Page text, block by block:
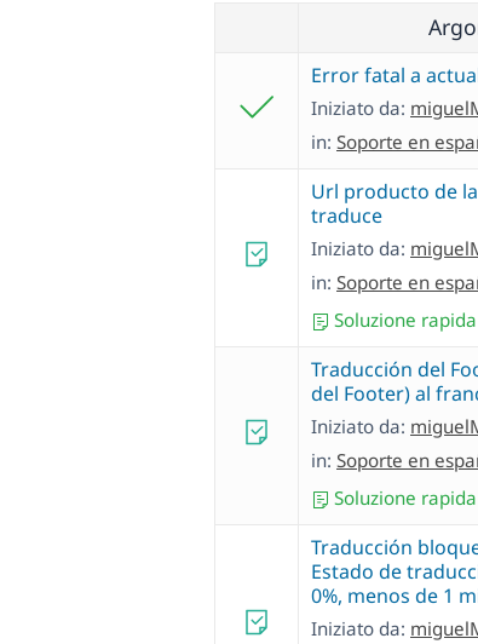
Error fatal a
Iniziato da:
in: Soporte en
Url producto de
traduce
Iniziato da:
in: Soporte en
Soluzione
Traducción del
del Footer) al
Iniziato da:
in: Soporte en
Soluzione
Traducción
Estado de
0%, menos de 1
Iniziato da: